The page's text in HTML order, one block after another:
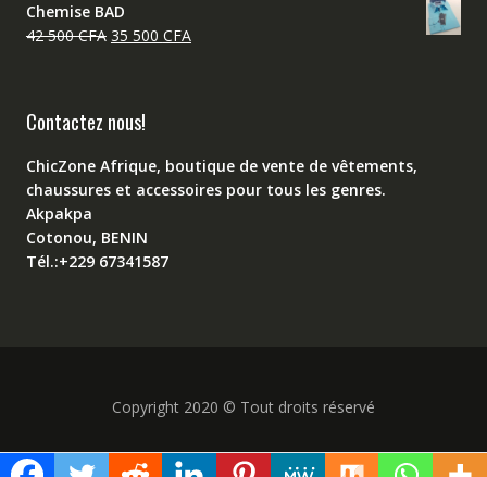
500 CFA.
initial
était :
est :
Chemise BAD
42 500CFA Le
42
35 500 CFALe
Contactez nous!
ChicZone Afrique, boutique de vente de vêtements,
chaussures et accessoires pour tous les genres.
Akpakpa
Cotonou, BENIN
Tél.:+229 67341587
Copyright 2020 © Tout droits réservé